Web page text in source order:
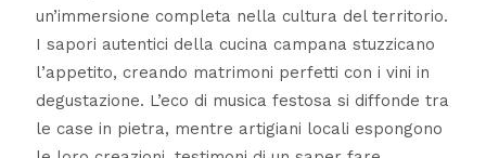
un’immersione completa nella cultura del territorio.
I sapori autentici della cucina campana stuzzicano
l’appetito, creando matrimoni perfetti con i vini in
degustazione. L’eco di musica festosa si diffonde tra
le case in pietra, mentre artigiani locali espongono